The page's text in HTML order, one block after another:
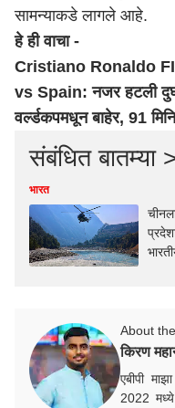
सामन्याकडे लागले आहे.
हे ही वाचा -
Cristiano Ronaldo
vs Spain: नजर हटली
वर्ल्डकपमधून बाहेर, 91
संबंधित बातम्या
भारत
About
किरण
एबीपी
2022